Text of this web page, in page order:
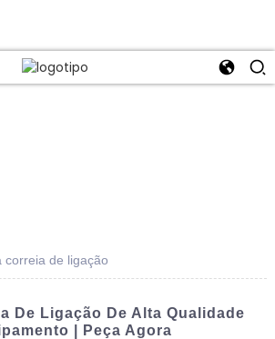
correia de ligação
De Ligação De Alta Qualidade
| Peça Agora